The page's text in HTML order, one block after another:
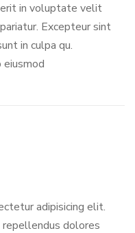
in voluptate velit
Excepteur sint
in culpa qu.
adipisicing elit.
dolores